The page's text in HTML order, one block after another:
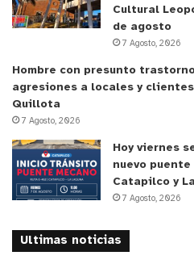
Cultural
de agosto
7 Agosto, 2026
Hombre con presunto
agresiones a locales y
Quillota
7 Agosto, 2026
Hoy viernes
nuevo
Catapilco y
7 Agosto, 2026
Ultimas noticias